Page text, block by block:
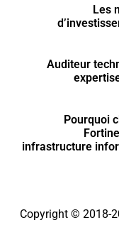
Les
Auditeur
Pourquoi
infrastructure
Copyright © 2018-